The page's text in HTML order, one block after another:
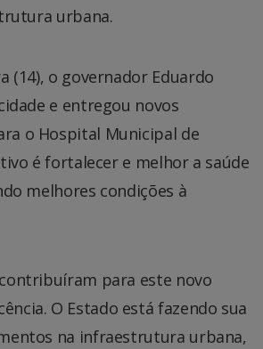
urbana.
(14), o governador Eduardo
e entregou novos
o Hospital Municipal de
é fortalecer e melhor a saúde
melhores condições à
para este novo
O Estado está fazendo sua
na infraestrutura urbana,